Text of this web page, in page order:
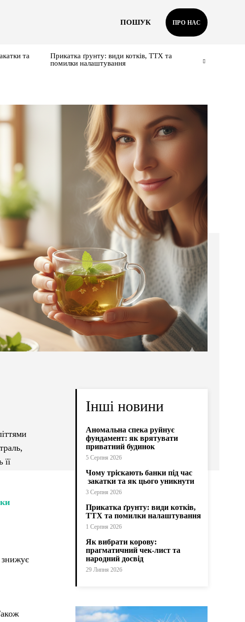
ПОШУК ПРО НАС
та
Прикатка ґрунту: види котків, ТТХ та
помилки налаштування
знижує
Інші новини
Аномальна спека руйнує
фундамент: як врятувати
приватний будинок
5 Серпня 2026
Чому тріскають банки під час
закатки та як цього уникнути
3 Серпня 2026
Прикатка ґрунту: види котків,
ТТХ та помилки налаштування
1 Серпня 2026
Як вибрати корову:
прагматичний чек-лист та
народний досвід
29 Липня 2026